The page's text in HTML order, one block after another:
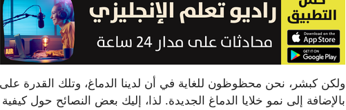
ولكن كبشر، نحن محظوظون للغاية في أن لدينا الدماغ، وتلك القدرة على
بالإضافة إلى نمو خلايا الدماغ الجديدة. لذا، إليك بعض النصائح حول